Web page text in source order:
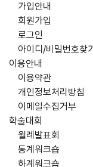
가입안내
회원가입
로그인
아이디/비밀번호찾기
이용안내
이용약관
개인정보처리방침
이메일수집거부
학술대회
월례발표회
동계워크숍
하계워크숍